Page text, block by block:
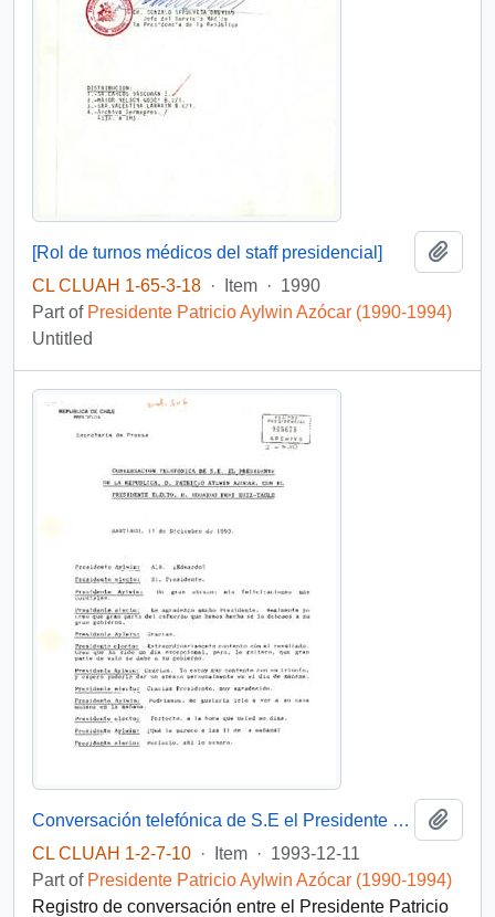
[Rol de turnos médicos del staff presidencial]
CL CLUAH 1-65-3-18 · Item · 1990
Part of Presidente Patricio Aylwin Azócar (1990-1994)
Untitled
Conversación telefónica de S.E el Presidente de la República, D. Patricio Aylwin Azocar, con el Presidente electo, D. Eduardo Frei Ruiz-Tagle
CL CLUAH 1-2-7-10 · Item · 1993-12-11
Part of Presidente Patricio Aylwin Azócar (1990-1994)
Registro de conversación entre el Presidente Patricio